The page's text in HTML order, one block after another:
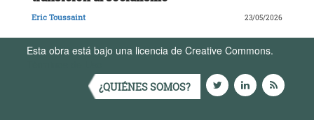
Eric Toussaint 23/05/2026
Esta obra está bajo una licencia de Creative Commons.
¿QUIÉNES SOMOS?